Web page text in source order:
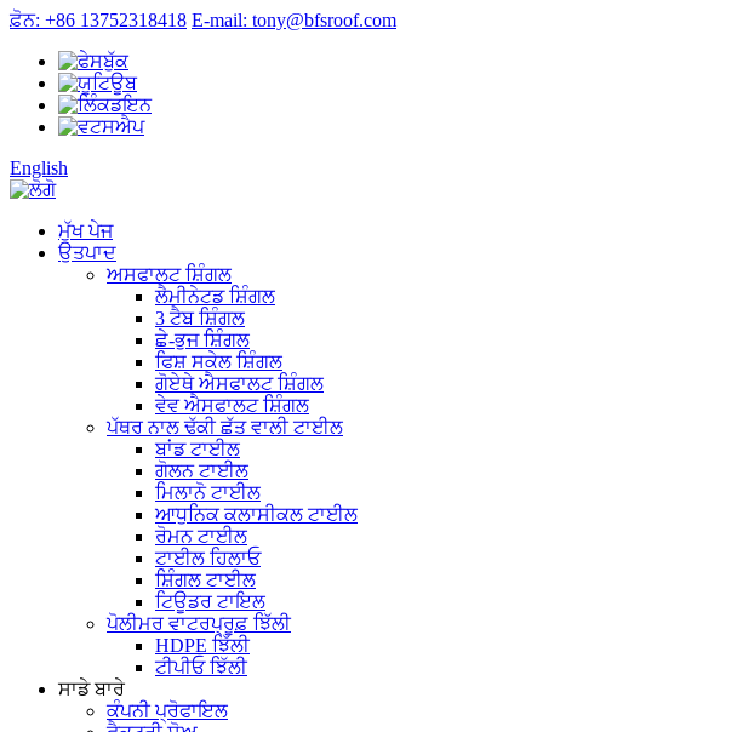
ਫ਼ੋਨ: +86 13752318418 E-mail: tony@bfsroof.com
English
ਮੁੱਖ ਪੇਜ
ਉਤਪਾਦ
ਅਸਫਾਲਟ ਸ਼ਿੰਗਲ
ਲੈਮੀਨੇਟਡ ਸ਼ਿੰਗਲ
3 ਟੈਬ ਸ਼ਿੰਗਲ
ਛੇ-ਭੁਜ ਸ਼ਿੰਗਲ
ਫਿਸ਼ ਸਕੇਲ ਸ਼ਿੰਗਲ
ਗੋਏਥੇ ਐਸਫਾਲਟ ਸ਼ਿੰਗਲ
ਵੇਵ ਐਸਫਾਲਟ ਸ਼ਿੰਗਲ
ਪੱਥਰ ਨਾਲ ਢੱਕੀ ਛੱਤ ਵਾਲੀ ਟਾਈਲ
ਬਾਂਡ ਟਾਈਲ
ਗੋਲਨ ਟਾਈਲ
ਮਿਲਾਨੋ ਟਾਈਲ
ਆਧੁਨਿਕ ਕਲਾਸੀਕਲ ਟਾਈਲ
ਰੋਮਨ ਟਾਈਲ
ਟਾਈਲ ਹਿਲਾਓ
ਸ਼ਿੰਗਲ ਟਾਈਲ
ਟਿਊਡਰ ਟਾਇਲ
ਪੋਲੀਮਰ ਵਾਟਰਪ੍ਰੂਫ਼ ਝਿੱਲੀ
HDPE ਝਿੱਲੀ
ਟੀਪੀਓ ਝਿੱਲੀ
ਸਾਡੇ ਬਾਰੇ
ਕੰਪਨੀ ਪ੍ਰੋਫਾਇਲ